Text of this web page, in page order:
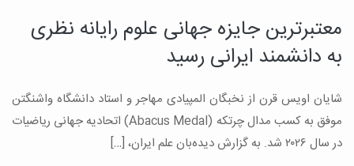
معتبرترین جایزه جهانی علوم رایانه نظری
به دانشمند ایرانی رسید
شایان اویس قرن از نخبگان المپیادی مهاجر و استاد دانشگاه واشنگتن
موفق به کسب مدال چرتکه (Abacus Medal) اتحادیه جهانی رياضيات
در سال ۲۰۲۶ شد. به گزارش دیده‌بان علم ایران، […]